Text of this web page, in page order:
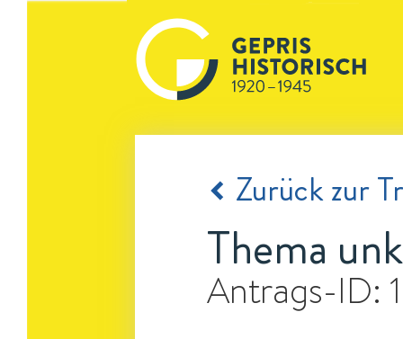
Zurück zur
Thema
Antrags-ID: